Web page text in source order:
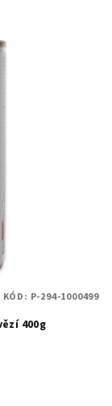
400g
KÓD: P-294-1000499